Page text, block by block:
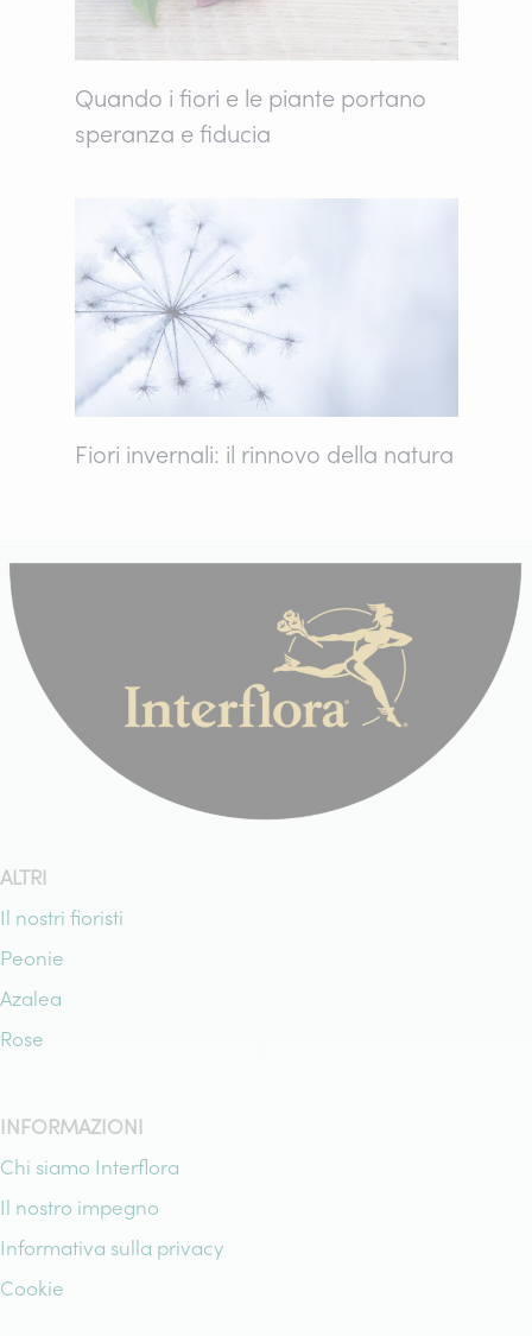
Quando i fiori e le piante portano
speranza e fiducia
Fiori invernali: il rinnovo della natura
ALTRI
Il nostri fioristi
Peonie
Azalea
Rose
INFORMAZIONI
Chi siamo Interflora
Il nostro impegno
Informativa sulla privacy
Cookie